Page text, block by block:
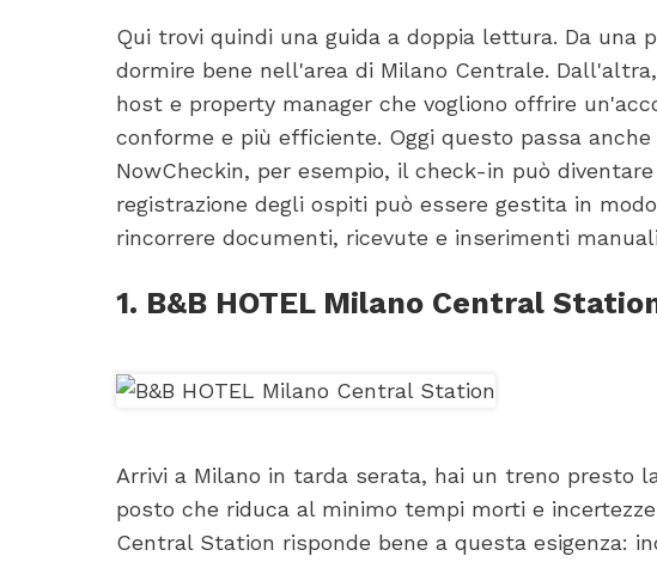
Qui trovi quindi una guida a doppia lettura. Da una
dormire bene nell'area di Milano Centrale.
host e property manager che vogliono offrire
conforme e più efficiente. Oggi questo passa
NowCheckin, per esempio, il check-in può
registrazione degli ospiti può essere gestita in
rincorrere documenti, ricevute e inserimenti
1. B&B HOTEL Milano Central
Arrivi a Milano in tarda serata, hai un treno presto
posto che riduca al minimo tempi morti e
Central Station risponde bene a questa esigenza: